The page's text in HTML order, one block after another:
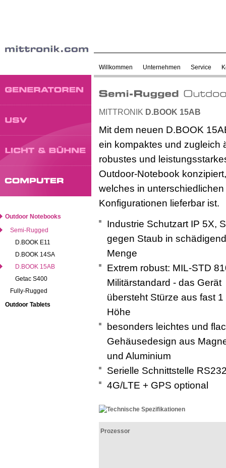
Willkommen Unternehmen Service
Outdoor Notebooks
Semi-Rugged
D.BOOK E11
D.BOOK 14SA
D.BOOK 15AB
Getac S400
Fully-Rugged
Outdoor Tablets
MITTRONIK D.BOOK 15AB
Mit dem neuen D.BOOK
ein kompaktes und zugleich
robustes und
Outdoor-Notebook konzipiert,
welches in unterschiedlichen
Konfigurationen lieferbar ist.
Industrie Schutzart IP 5X,
gegen Staub in
Menge
Extrem robust: MIL-STD
Militärstandard - das Gerät
übersteht Stürze aus fast 1
Höhe
besonders leichtes und
Gehäusedesign aus
und Aluminium
Serielle Schnittstelle
4G/LTE + GPS optional
Prozessor